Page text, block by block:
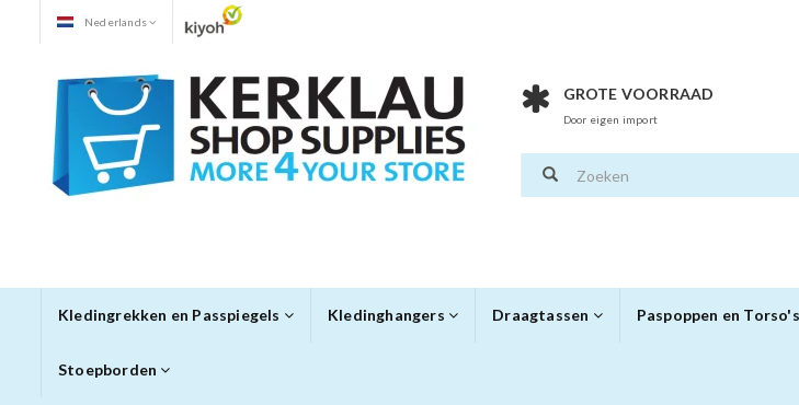
Nederlands
GROTE VOORRAAD
Door eigen import
Kledingrekken en Passpiegels Kledinghangers Draagtassen Paspoppen en Torso's
Stoepborden